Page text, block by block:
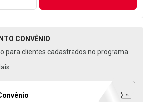
CONVÊNIO
para clientes cadastrados no programa